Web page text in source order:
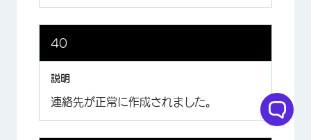
40
連絡先が正常に作成されました。